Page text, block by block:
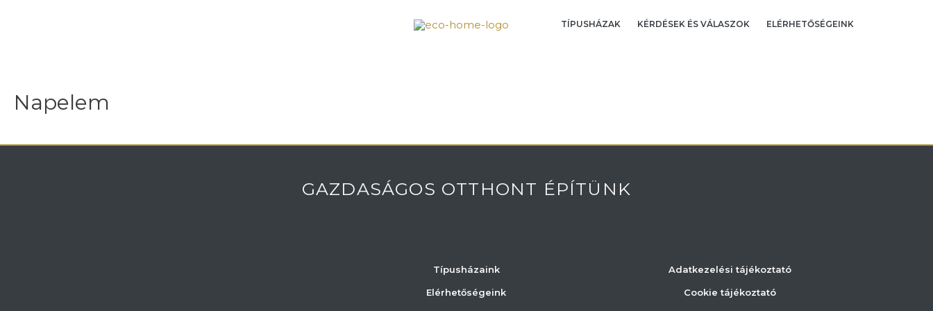
TÍPUSHÁZAK KÉRDÉSEK ÉS VÁLASZOK ELÉRHETŐSÉGEINK
Napelem
GAZDASÁGOS OTTHONT ÉPÍTÜNK
Típusházaink
Elérhetőségeink
Adatkezelési tájékoztató
Cookie tájékoztató